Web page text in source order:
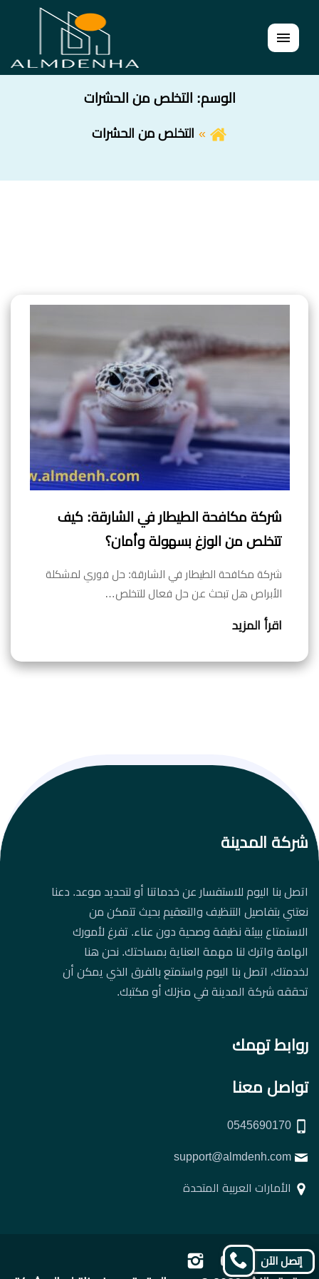
القائمة
الوسم: التخلص من الحشرات
التخلص من الحشرات
شركة مكافحة الطيطار في الشارقة: كيف
تتخلص من الوزغ بسهولة وأمان؟
شركة مكافحة الطيطار في الشارقة: حل فوري لمشكلة
الأبراص هل تبحث عن حل فعال للتخلص…
اقرأ المزيد
شركة المدينة
اتصل بنا اليوم للاستفسار عن خدماتنا أو لتحديد موعد. دعنا
نعتني بتفاصيل التنظيف والتعقيم بحيث تتمكن من
الاستمتاع ببيئة نظيفة وصحية دون عناء. تفرغ لأمورك
الهامة واترك لنا مهمة العناية بمساحتك. نحن هنا
لخدمتك، اتصل بنا اليوم واستمتع بالفرق الذي يمكن أن
تحققه شركة المدينة في منزلك أو مكتبك.
روابط تهمك
تواصل معنا
الأمارات العربية المتحدة
تابعنا
تابعنا
تابعنا
إتصل الآن